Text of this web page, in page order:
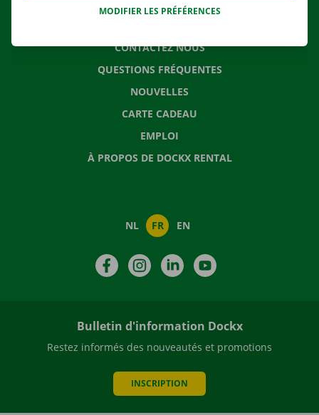
CONTACTEZ NOUS
QUESTIONS FRÉQUENTES
NOUVELLES
CARTE CADEAU
EMPLOI
À PROPOS DE DOCKX RENTAL
NL FR EN
FacebookInstagramLinkedIn
Bulletin d'information Dockx
Restez informés des nouveautés et promotions
INSCRIPTION
MODIFIER LES PRÉFÉRENCES